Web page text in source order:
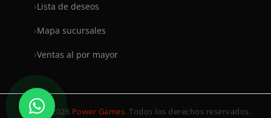
Lista de deseos
Mapa sucursales
Ventas al por mayor
© 1999–2026 Power Games. Todos los derechos reservados.